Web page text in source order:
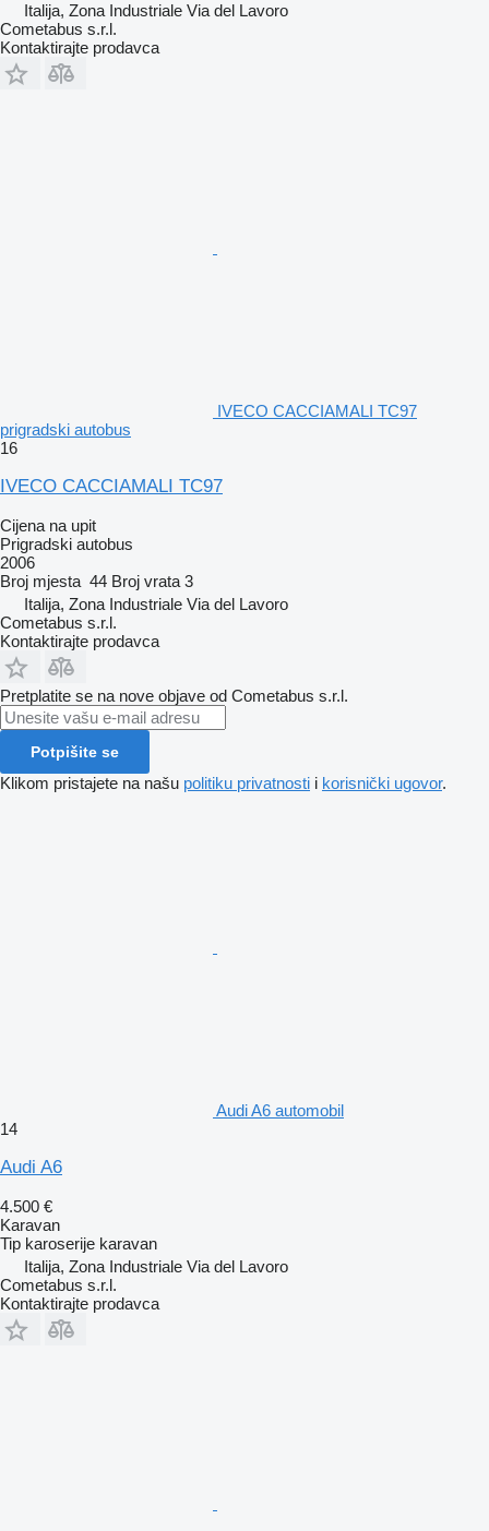
Italija, Zona Industriale Via del Lavoro
Cometabus s.r.l.
Kontaktirajte prodavca
IVECO CACCIAMALI TC97
prigradski autobus
16
IVECO CACCIAMALI TC97
Cijena na upit
Prigradski autobus
2006
Broj mjesta 44 Broj vrata 3
Italija, Zona Industriale Via del Lavoro
Cometabus s.r.l.
Kontaktirajte prodavca
Pretplatite se na nove objave od Cometabus s.r.l.
Potpišite se
Klikom pristajete na našu politiku privatnosti i korisnički ugovor.
Audi A6 automobil
14
Audi A6
4.500 €
Karavan
Tip karoserije karavan
Italija, Zona Industriale Via del Lavoro
Cometabus s.r.l.
Kontaktirajte prodavca